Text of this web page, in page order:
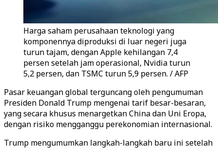
Harga saham perusahaan teknologi yang
komponennya diproduksi di luar negeri juga
turun tajam, dengan Apple kehilangan 7,4
persen setelah jam operasional, Nvidia turun
5,2 persen, dan TSMC turun 5,9 persen. / AFP
Pasar keuangan global terguncang oleh pengumuman
Presiden Donald Trump mengenai tarif besar-besaran,
yang secara khusus menargetkan China dan Uni Eropa,
dengan risiko mengganggu perekonomian internasional.
Trump mengumumkan langkah-langkah baru ini setelah